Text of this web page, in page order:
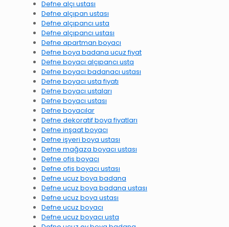
Defne alçı ustası
Defne alçıpan ustası
Defne alçıpancı usta
Defne alçıpancı ustası
Defne apartman boyacı
Defne boya badana ucuz fiyat
Defne boyacı alçıpancı usta
Defne boyacı badanacı ustası
Defne boyacı usta fiyatı
Defne boyacı ustaları
Defne boyacı ustası
Defne boyacılar
Defne dekoratif boya fiyatları
Defne inşaat boyacı
Defne işyeri boya ustası
Defne mağaza boyacı ustası
Defne ofis boyacı
Defne ofis boyacı ustası
Defne ucuz boya badana
Defne ucuz boya badana ustası
Defne ucuz boya ustası
Defne ucuz boyacı
Defne ucuz boyacı usta